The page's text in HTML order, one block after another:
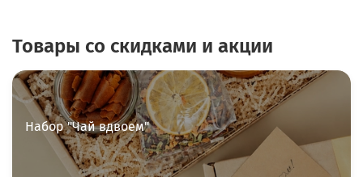
Товары со скидками и акции
Набор "Чай вдвоем"